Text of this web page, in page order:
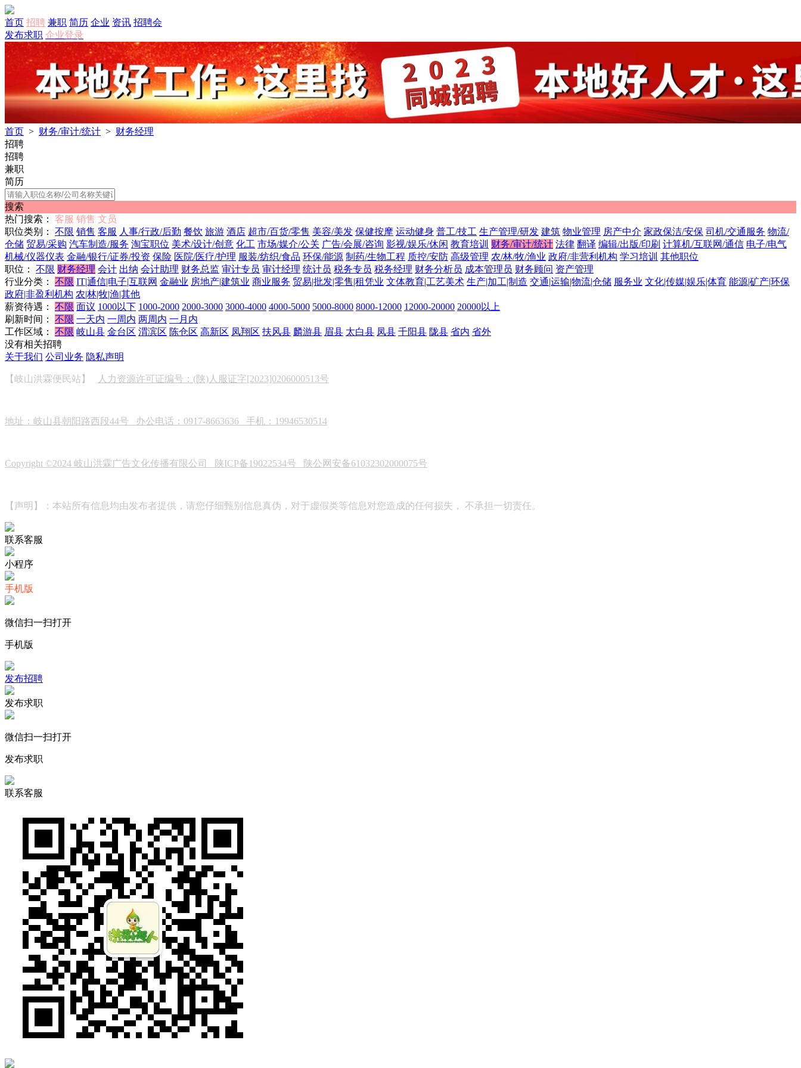
首页 招聘 兼职 简历 企业 资讯 招聘会
发布求职 企业登录
首页 > 财务/审计/统计 > 财务经理
招聘
招聘
兼职
简历
搜索
热门搜索：
客服 销售 文员
职位类别：
不限 销售 客服 人事/行政/后勤 餐饮 旅游 酒店 超市/百货/零售 美容/美发 保健按摩 运动健身 普工/技工 生产管理/研发 建筑 物业管理 房产中介 家政保洁/安保 司机/交通服务 物流/
仓储 贸易/采购 汽车制造/服务 淘宝职位 美术/设计/创意 化工 市场/媒介/公关 广告/会展/咨询 影视/娱乐/休闲 教育培训 财务/审计/统计 法律 翻译 编辑/出版/印刷 计算机/互联网/通信 电子/电气
机械/仪器仪表 金融/银行/证券/投资 保险 医院/医疗/护理 服装/纺织/食品 环保/能源 制药/生物工程 质控/安防 高级管理 农/林/牧/渔业 政府/非营利机构 学习培训 其他职位
职位：
不限 财务经理 会计 出纳 会计助理 财务总监 审计专员 审计经理 统计员 税务专员 税务经理 财务分析员 成本管理员 财务顾问 资产管理
行业分类：
不限 IT|通信|电子|互联网 金融业 房地产|建筑业 商业服务 贸易|批发|零售|租凭业 文体教育|工艺美术 生产|加工|制造 交通|运输|物流|仓储 服务业 文化|传媒|娱乐|体育 能源|矿产|环保
政府|非盈利机构 农|林|牧|渔|其他
薪资待遇：
不限 面议 1000以下 1000-2000 2000-3000 3000-4000 4000-5000 5000-8000 8000-12000 12000-20000 20000以上
刷新时间：
不限 一天内 一周内 两周内 一月内
工作区域：
不限 岐山县 金台区 渭滨区 陈仓区 高新区 凤翔区 扶风县 麟游县 眉县 太白县 凤县 千阳县 陇县 省内 省外
没有相关招聘
关于我们 公司业务 隐私声明
【岐山洪霖便民站】 人力资源许可证编号：(陕)人服证字[2023]0206000513号
地址：岐山县朝阳路西段44号 办公电话：0917-8663636 手机：19946530514
Copyright ©2024 岐山洪霖广告文化传播有限公司 陕ICP备19022534号 陕公网安备61032302000075号
【声明】：本站所有信息均由发布者提供，请您仔细甄别信息真伪，对于虚假类等信息对您造成的任何损失， 不承担一切责任。
联系客服
小程序
手机版
微信扫一扫打开
手机版
发布招聘
发布求职
微信扫一扫打开
发布求职
联系客服